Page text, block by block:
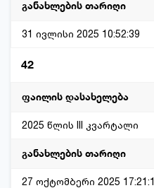
31 ივლისი 2025 10:52:39
42
2025 წლის III კვარტალი
27 ოქტომბერი 2025 17:21:1